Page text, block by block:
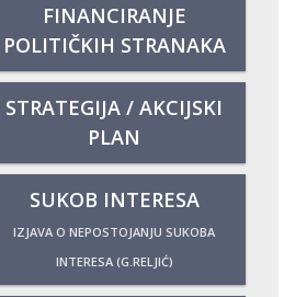
FINANCIRANJE
POLITIČKIH STRANAKA
STRATEGIJA / AKCIJSKI
PLAN
SUKOB INTERESA
IZJAVA O NEPOSTOJANJU SUKOBA
INTERESA (G.RELJIĆ)